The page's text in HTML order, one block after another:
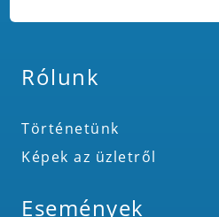
Rólunk
Történetünk
Képek az üzletről
Események